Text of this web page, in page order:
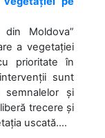
Moldova”
a vegetației
prioritate în
sunt
semnalelor și
trecere și
uscată....